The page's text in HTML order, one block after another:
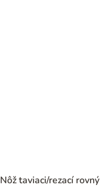
Nôž taviaci/rezací rovný